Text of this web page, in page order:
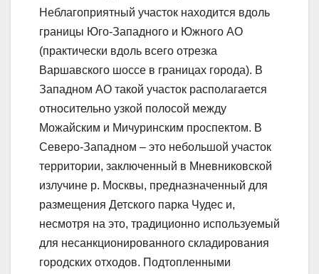
Неблагоприятный участок находится вдоль
границы Юго-Западного и Южного АО
(практически вдоль всего отрезка
Варшавского шоссе в границах города). В
Западном АО такой участок располагается
относительно узкой полосой между
Можайским и Мичуринским проспектом. В
Северо-Западном – это небольшой участок
территории, заключенный в Мневниковской
излучине р. Москвы, предназначенный для
размещения Детского парка Чудес и,
несмотря на это, традиционно используемый
для несанкционированного складирования
городских отходов. Подтопленными